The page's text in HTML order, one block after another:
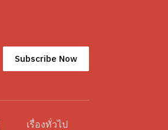
Subscribe Now
เรื่องทั่วไป